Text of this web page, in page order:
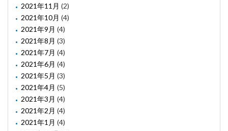
2021年11月 (2)
2021年10月 (4)
2021年9月 (4)
2021年8月 (3)
2021年7月 (4)
2021年6月 (4)
2021年5月 (3)
2021年4月 (5)
2021年3月 (4)
2021年2月 (4)
2021年1月 (4)